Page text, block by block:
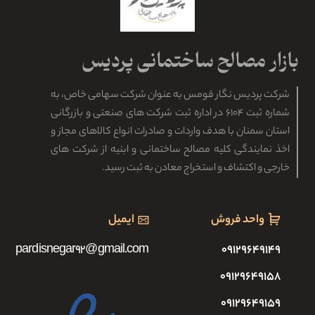
شرکت پردیس نگار قومس به عنوان شرکت سهامی خاص، به
شماره ثبت ۶۱۰۴ در اداره ثبت شرکت های صنعتی و بازرگانی
استان سمنان با هدف واردات و صادرات انواع کالاهای مجاز و
اخذ نمایندگی کلیه مصالح ساختمانی و ابنیه از شرکت های
خارجی و اکتشاف و استخراج معادن به ثبت رسید.
واحد فروش
۰۹۱۲۹۶۴۹۱۴۹
۰۹۱۲۹۶۴۹۱۵۸
۰۹۱۲۹۶۴۹۱۵۹
ایمیل
pardisnegar92@gmail.com